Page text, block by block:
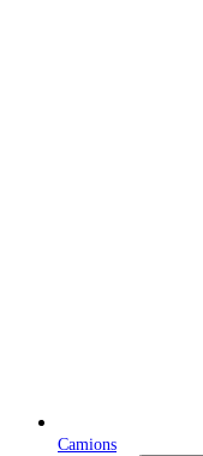
Camions